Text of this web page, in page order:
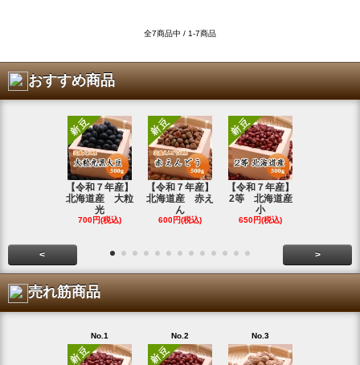
全7商品中 / 1-7商品
おすすめ商品
【令和７年産】
北海道産 大粒
光
700円(税込)
【令和７年産】
北海道産 赤え
ん
600円(税込)
【令和７年産】
2等 北海道産
小
650円(税込)
< >
売れ筋商品
No.1 No.2 No.3